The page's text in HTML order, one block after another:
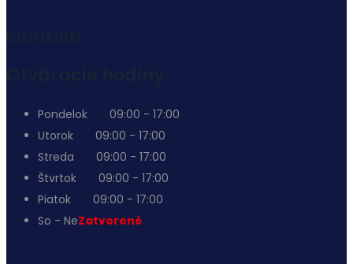
Pondelok 09:00 - 17:00
Utorok 09:00 - 17:00
Streda 09:00 - 17:00
Štvrtok 09:00 - 17:00
Piatok 09:00 - 17:00
So - NeZatvorené